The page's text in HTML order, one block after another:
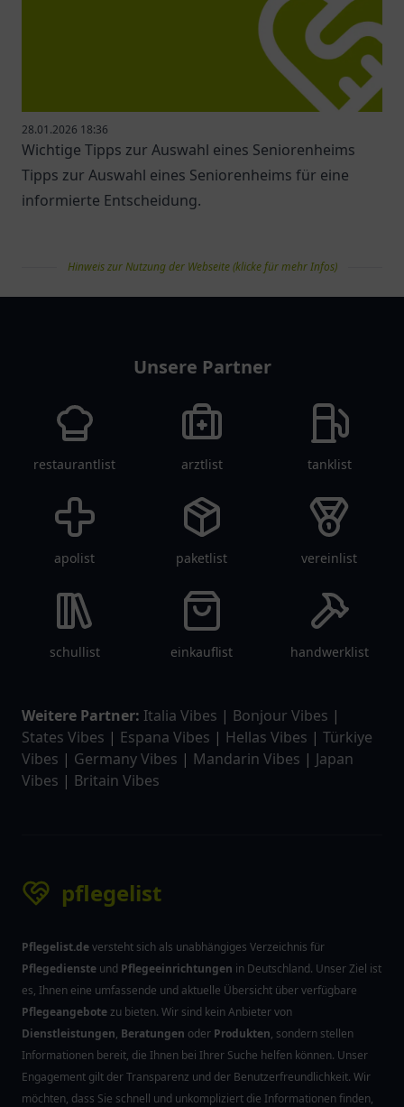
28.01.2026 18:36
Wichtige Tipps zur Auswahl eines Seniorenheims
Tipps zur Auswahl eines Seniorenheims für eine
informierte Entscheidung.
Hinweis zur Nutzung der Webseite (klicke für mehr Infos)
Unsere Partner
restaurantlist arztlist tanklist
apolist paketlist vereinlist
schullist einkauflist handwerklist
Weitere Partner: Italia Vibes | Bonjour Vibes |
States Vibes | Espana Vibes | Hellas Vibes | Türkiye
Vibes | Germany Vibes | Mandarin Vibes | Japan
Vibes | Britain Vibes
pflegelist
Pflegelist.deversteht sich als unabhängiges Verzeichnis für
Pflegedienste und Pflegeeinrichtungen in Deutschland. Unser Ziel ist
es, Ihnen eine umfassende und aktuelle Übersicht über verfügbare
Pflegeangebotezu bieten. Wir sind kein Anbieter von
Dienstleistungen, Beratungen oder Produkten, sondern stellen
Informationen bereit, die Ihnen bei Ihrer Suche helfen können. Unser
Engagement gilt der Transparenz und der Benutzerfreundlichkeit. Wir
möchten, dass Sie schnell und unkompliziert die Informationen finden,